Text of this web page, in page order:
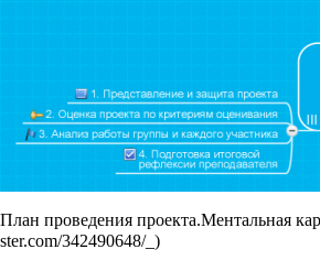
План проведения проекта.Ментальная